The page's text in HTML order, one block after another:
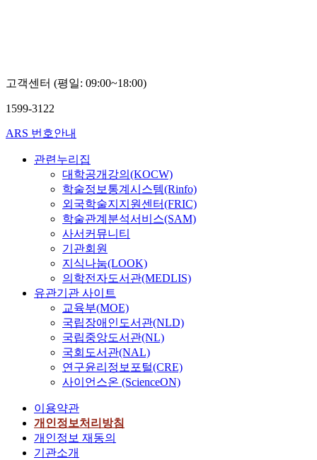
고객센터 (평일: 09:00~18:00)
1599-3122
ARS 번호안내
관련누리집
대학공개강의(KOCW)
학술정보통계시스템(Rinfo)
외국학술지지원센터(FRIC)
학술관계분석서비스(SAM)
사서커뮤니티
기관회원
지식나눔(LOOK)
의학전자도서관(MEDLIS)
유관기관 사이트
교육부(MOE)
국립장애인도서관(NLD)
국립중앙도서관(NL)
국회도서관(NAL)
연구윤리정보포털(CRE)
사이언스온 (ScienceON)
이용약관
개인정보처리방침
개인정보 재동의
기관소개